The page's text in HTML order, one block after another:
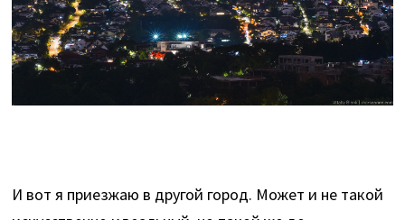
И вот я приезжаю в другой город. Может и не такой